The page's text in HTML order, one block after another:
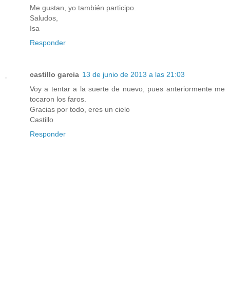
Me gustan, yo también participo.
Saludos,
Isa
Responder
castillo garcia 13 de junio de 2013 a las 21:03
Voy a tentar a la suerte de nuevo, pues anteriormente me
tocaron los faros.
Gracias por todo, eres un cielo
Castillo
Responder